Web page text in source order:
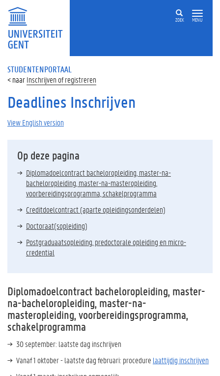
ZOEK MENU
STUDENTENPORTAAL
Inschrijven of registreren
Deadlines Inschrijven
View English version
Op deze pagina
Diplomadoelcontract bacheloropleiding, master-na-
bacheloropleiding, master-na-masteropleiding,
voorbereidingsprogramma, schakelprogramma
Creditdoelcontract (aparte opleidingsonderdelen)
Doctoraat(sopleiding)
Postgraduaatsopleiding, predoctorale opleiding en micro-
credential
Diplomadoelcontract bacheloropleiding, master-
na-bacheloropleiding, master-na-
masteropleiding, voorbereidingsprogramma,
schakelprogramma
30 september: laatste dag inschrijven
Vanaf 1 oktober - laatste dag februari: procedure laattijdig inschrijven